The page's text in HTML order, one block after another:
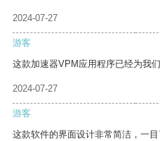
2024-07-27
游客
这款加速器VPM应用程序已经为我
2024-07-27
游客
这款软件的界面设计非常简洁，一目